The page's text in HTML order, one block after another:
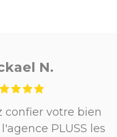
Noé G.
un appartement sur
très bien passé. De